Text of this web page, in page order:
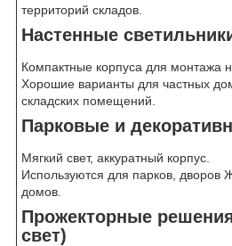
территорий складов.
Настенные
Компактные корпуса для монтажа
Хорошие варианты для частных
складских помещений.
Парковые и
Мягкий свет, аккуратный корпус.
Используются для парков, дворов
домов.
Прожекторные
свет)